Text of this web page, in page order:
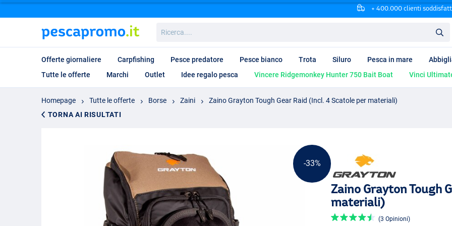
+ 400.000 clienti
Offerte giornaliere Carpfishing Pesce predatore Pesce bianco Trota Siluro Pesca in mare
Tutte le offerte
Marchi Outlet Idee regalo pesca Vincere Ridgemonkey Hunter 750 Bait Boat Vinci
Homepage Tutte le offerte Borse Zaini
Zaino Grayton Tough Gear Raid (Incl. 4 Scatole per materiali)
TORNA AI RISULTATI
-33%
Zaino Grayton Tough
materiali)
(3 Opinioni)